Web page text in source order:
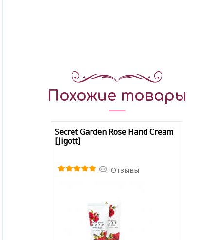
Похожие товары
Secret Garden Rose Hand Cream
[Jigott]
Отзывы